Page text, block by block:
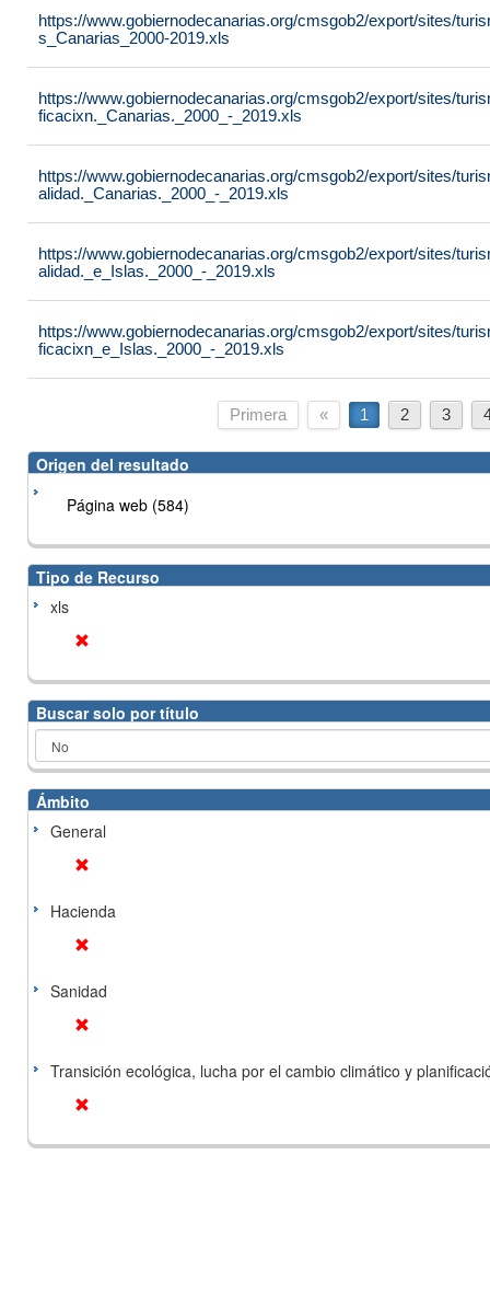
https://www.gobiernodecanarias.org/cmsgob2/export/sites/
s_Canarias_2000-2019.xls
https://www.gobiernodecanarias.org/cmsgob2/export/sites/
ficacixn._Canarias._2000_-_2019.xls
https://www.gobiernodecanarias.org/cmsgob2/export/sites/
alidad._Canarias._2000_-_2019.xls
https://www.gobiernodecanarias.org/cmsgob2/export/sites/
alidad._e_Islas._2000_-_2019.xls
https://www.gobiernodecanarias.org/cmsgob2/export/sites/
ficacixn_e_Islas._2000_-_2019.xls
Primera « 1 2 3
Origen del resultado
Página web (584)
Tipo de Recurso
xls
Buscar solo por título
Ámbito
General
Hacienda
Sanidad
Transición ecológica, lucha por el cambio climático y